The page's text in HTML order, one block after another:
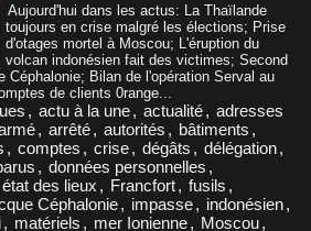
Aujourd'hui dans les actus: La Thaïlande
toujours en crise malgré les élections; Prise
d'otages mortel à Moscou; L'éruption du
volcan indonésien fait des victimes; Second
Céphalonie; Bilan de l'opération Serval au
de clients 0range...
, actu à la une, actualité, adresses
, arrêté, autorités , bâtiments ,
, comptes , crise, dégâts , délégation,
, données personnelles ,
état des lieux , Francfort, fusils ,
Céphalonie, impasse, indonésien,
, matériels , mer Ionienne, Moscou,